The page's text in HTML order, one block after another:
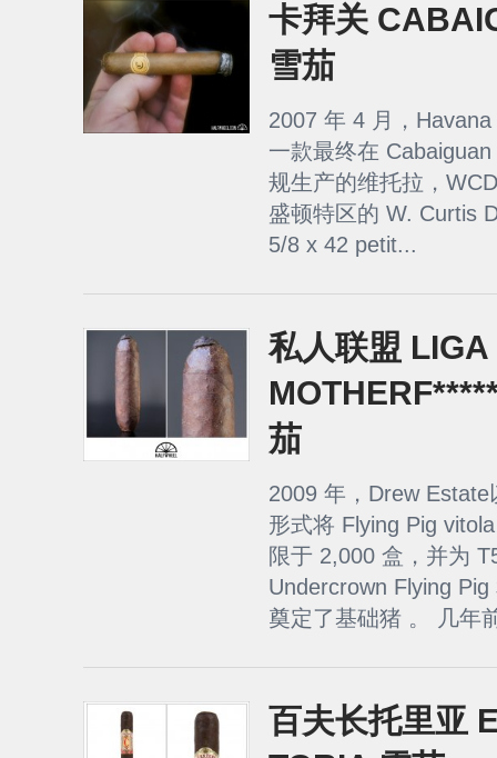
卡拜关
雪茄
2007 年 4 月，
一款最终在
规生产的维托拉，
盛顿特区的 W. Curtis
5/8 x 42 petit...
私人联盟
茄
2009 年，Drew
形式将 Flying Pig
限于 2,000 盒，并为
Undercrown Flying
奠定了基础猪 。 几年
百夫长托里亚